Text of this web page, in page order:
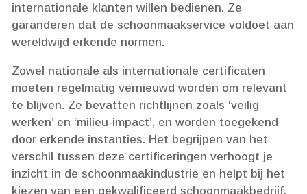
internationale klanten willen bedienen.​ Ze
garanderen dat de schoonmaakservice voldoet aan
wereldwijd erkende normen.​
Zowel nationale als internationale certificaten
moeten regelmatig vernieuwd worden om relevant
te blijven.​ Ze bevatten richtlijnen zoals ‘veilig
werken’ en ‘milieu-impact’, en worden toegekend
door erkende instanties.​ Het begrijpen van het
verschil tussen deze certificeringen verhoogt je
inzicht in de schoonmaakindustrie en helpt bij het
kiezen van een gekwalificeerd schoonmaakbedrijf.​